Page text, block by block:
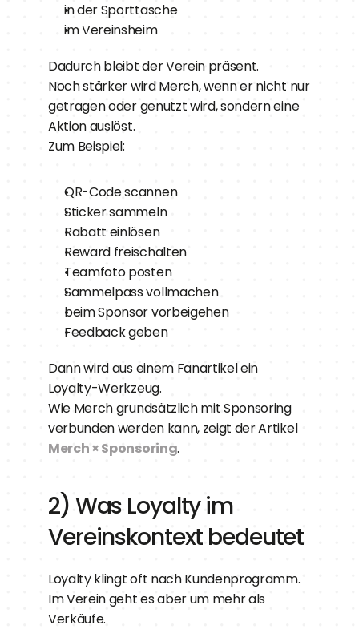
in der Sporttasche
im Vereinsheim
Dadurch bleibt der Verein präsent.
Noch stärker wird Merch, wenn er nicht nur
getragen oder genutzt wird, sondern eine
Aktion auslöst.
Zum Beispiel:
QR-Code scannen
Sticker sammeln
Rabatt einlösen
Reward freischalten
Teamfoto posten
Sammelpass vollmachen
beim Sponsor vorbeigehen
Feedback geben
Dann wird aus einem Fanartikel ein
Loyalty-Werkzeug.
Wie Merch grundsätzlich mit Sponsoring
verbunden werden kann, zeigt der Artikel
Merch × Sponsoring.
2) Was Loyalty im
Vereinskontext bedeutet
Loyalty klingt oft nach Kundenprogramm.
Im Verein geht es aber um mehr als
Verkäufe.